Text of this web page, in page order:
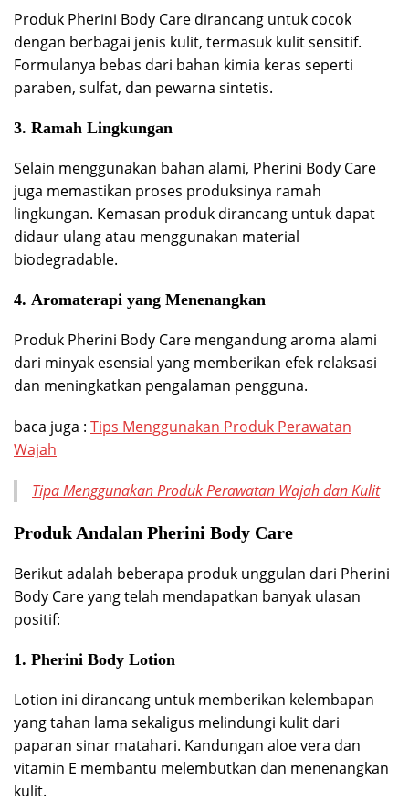
Produk Pherini Body Care dirancang untuk cocok
dengan berbagai jenis kulit, termasuk kulit sensitif.
Formulanya bebas dari bahan kimia keras seperti
paraben, sulfat, dan pewarna sintetis.
3. Ramah Lingkungan
Selain menggunakan bahan alami, Pherini Body Care
juga memastikan proses produksinya ramah
lingkungan. Kemasan produk dirancang untuk dapat
didaur ulang atau menggunakan material
biodegradable.
4. Aromaterapi yang Menenangkan
Produk Pherini Body Care mengandung aroma alami
dari minyak esensial yang memberikan efek relaksasi
dan meningkatkan pengalaman pengguna.
baca juga : Tips Menggunakan Produk Perawatan
Wajah
Tipa Menggunakan Produk Perawatan Wajah dan Kulit
Produk Andalan Pherini Body Care
Berikut adalah beberapa produk unggulan dari Pherini
Body Care yang telah mendapatkan banyak ulasan
positif:
1. Pherini Body Lotion
Lotion ini dirancang untuk memberikan kelembapan
yang tahan lama sekaligus melindungi kulit dari
paparan sinar matahari. Kandungan aloe vera dan
vitamin E membantu melembutkan dan menenangkan
kulit.